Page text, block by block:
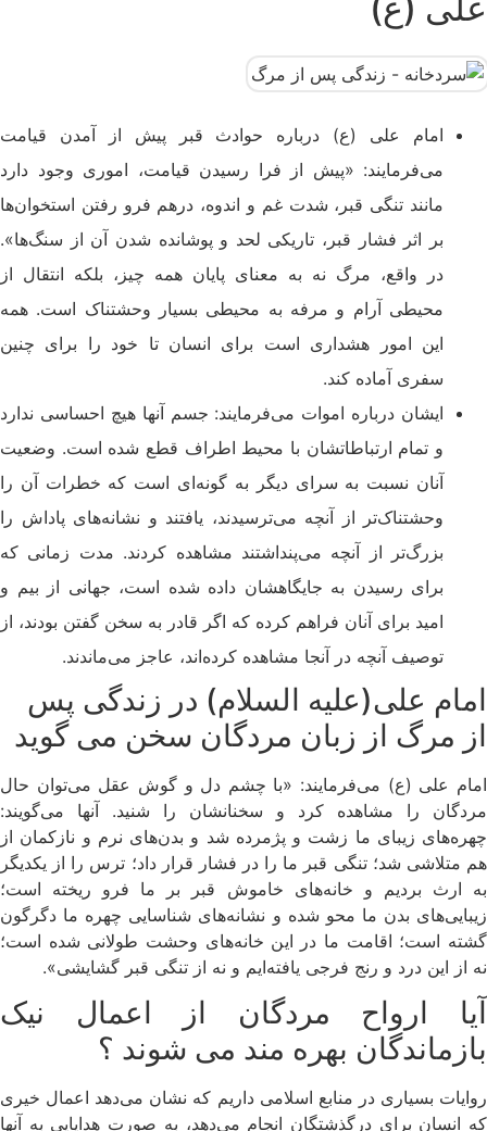
علی (ع)
امام علی (ع) درباره حوادث قبر پیش از آمدن قیامت
می‌فرمایند: «پیش از فرا رسیدن قیامت، اموری وجود دارد
مانند تنگی قبر، شدت غم و اندوه، درهم فرو رفتن استخوان‌ها
بر اثر فشار قبر، تاریکی لحد و پوشانده شدن آن از سنگ‌ها».
در واقع، مرگ نه به معنای پایان همه چیز، بلکه انتقال از
محیطی آرام و مرفه به محیطی بسیار وحشتناک است. همه
این امور هشداری است برای انسان تا خود را برای چنین
سفری آماده کند.
ایشان درباره اموات می‌فرمایند: جسم آنها هیچ احساسی ندارد
و تمام ارتباطاتشان با محیط اطراف قطع شده است. وضعیت
آنان نسبت به سرای دیگر به گونه‌ای است که خطرات آن را
وحشتناک‌تر از آنچه می‌ترسیدند، یافتند و نشانه‌های پاداش را
بزرگ‌تر از آنچه می‌پنداشتند مشاهده کردند. مدت زمانی که
برای رسیدن به جایگاهشان داده شده است، جهانی از بیم و
امید برای آنان فراهم کرده که اگر قادر به سخن گفتن بودند، از
توصیف آنچه در آنجا مشاهده کرده‌اند، عاجز می‌ماندند.
امام علی(علیه السلام) در زندگی پس
از مرگ از زبان مردگان سخن می گوید
امام علی (ع) می‌فرمایند: «با چشم دل و گوش عقل می‌توان حال
مردگان را مشاهده کرد و سخنانشان را شنید. آنها می‌گویند:
چهره‌های زیبای ما زشت و پژمرده شد و بدن‌های نرم و نازکمان از
هم متلاشی شد؛ تنگی قبر ما را در فشار قرار داد؛ ترس را از یکدیگر
به ارث بردیم و خانه‌های خاموش قبر بر ما فرو ریخته است؛
زیبایی‌های بدن ما محو شده و نشانه‌های شناسایی چهره ما دگرگون
گشته است؛ اقامت ما در این خانه‌های وحشت طولانی شده است؛
نه از این درد و رنج فرجی یافته‌ایم و نه از تنگی قبر گشایشی».
آیا ارواح مردگان از اعمال نیک
بازماندگان بهره مند می شوند ؟
روایات بسیاری در منابع اسلامی داریم که نشان می‌دهد اعمال خیری
که انسان برای درگذشتگان انجام می‌دهد، به صورت هدایایی به آنها